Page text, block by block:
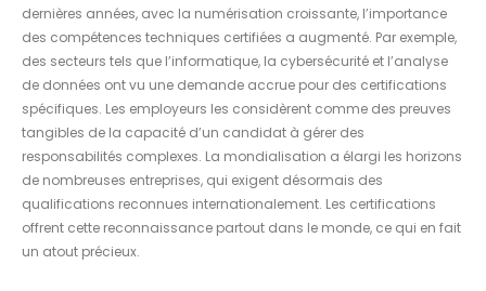
dernières années, avec la numérisation croissante, l’importance
des compétences techniques certifiées a augmenté. Par exemple,
des secteurs tels que l’informatique, la cybersécurité et l’analyse
de données ont vu une demande accrue pour des certifications
spécifiques. Les employeurs les considèrent comme des preuves
tangibles de la capacité d’un candidat à gérer des
responsabilités complexes. La mondialisation a élargi les horizons
de nombreuses entreprises, qui exigent désormais des
qualifications reconnues internationalement. Les certifications
offrent cette reconnaissance partout dans le monde, ce qui en fait
un atout précieux.